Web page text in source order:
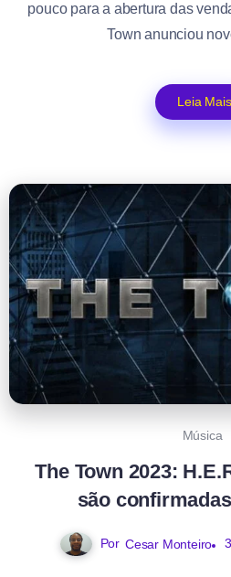
pouco para a abertura das
Town anunciou
Leia Mais
Música
The Town 2023:
são
Por Cesar Monteiro